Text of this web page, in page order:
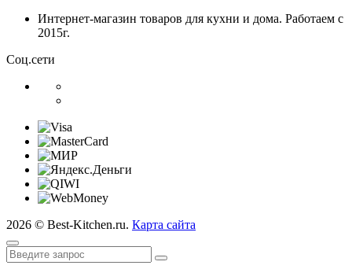
Интернет-магазин товаров для кухни и дома. Работаем с
2015г.
Соц.сети
2026 © Best-Kitchen.ru. Карта сайта